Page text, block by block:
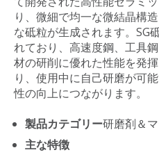
り、微細で均一な微結晶構
な砥粒が生成されます。SG
れており、高速度鋼、工具
材の研削に優れた性能を発
り、使用中に自己研磨が可
性の向上につながります。
製品カテゴリー研磨剤＆
主な特徴